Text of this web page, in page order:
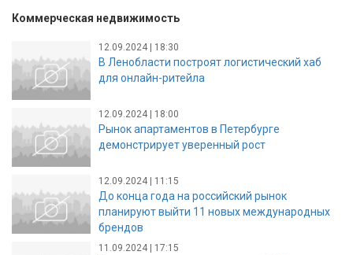
Коммерческая недвижимость
12.09.2024 | 18:30
В Ленобласти построят логистический хаб
для онлайн-ритейла
12.09.2024 | 18:00
Рынок апартаментов в Петербурге
демонстрирует уверенный рост
12.09.2024 | 11:15
До конца года на российский рынок
планируют выйти 11 новых международных
брендов
11.09.2024 | 17:15